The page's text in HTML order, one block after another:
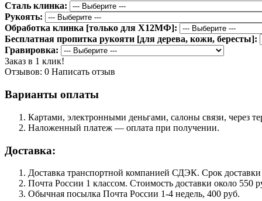
Сталь клинка:
Рукоять:
Обработка клинка [только для Х12МФ]:
Бесплатная пропитка рукояти [для дерева, кожи, бересты]:
Гравировка:
Заказ в 1 клик!
Отзывов: 0 Написать отзыв
Варианты оплаты
Картами, электронными деньгами, салоны связи, через
Наложенный платеж — оплата при получении.
Доставка:
Доставка транспортной компанией СДЭК. Срок
Почта России 1 классом. Cтоимость доставки около 550
Обычная посылка Почта России 1-4 недель, 400 руб.